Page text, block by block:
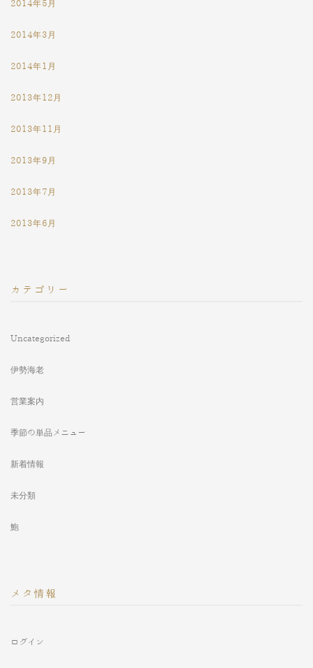
2014年5月
2014年3月
2014年1月
2013年12月
2013年11月
2013年9月
2013年7月
2013年6月
カテゴリー
Uncategorized
伊勢海老
営業案内
季節の単品メニュー
新着情報
未分類
鮑
メタ情報
ログイン